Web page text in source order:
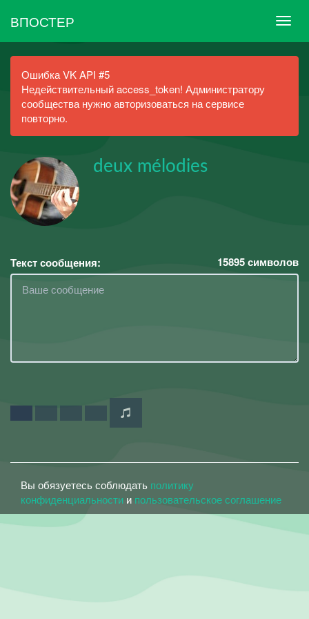
ВПОСТЕР
Ошибка VK API #5
Недействительный access_token! Администратору
сообщества нужно авторизоваться на сервисе
повторно.
deux mélodies
Текст сообщения: 15895символов
Вы обязуетесь соблюдать политику
конфиденциальности и пользовательское соглашение